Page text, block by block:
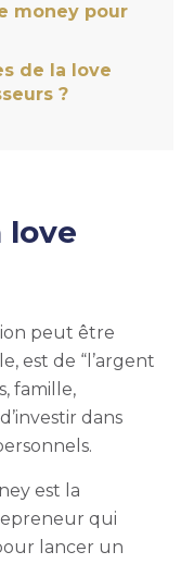
money pour
de la love
?
love
peut être
est de “l’argent
famille,
dans
est la
qui
lancer un